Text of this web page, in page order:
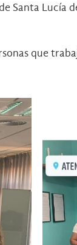
Santa Lucía
que